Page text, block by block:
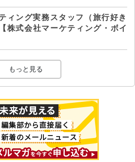
ィング実務スタッフ（旅行好き
株式会社マーケティング・ボイ
もっと見る